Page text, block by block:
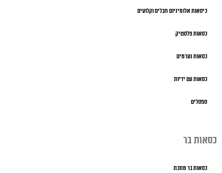
כיסאות אלומיניום חבלים וקלועים
כסאות פלסטיק
כסאות נערמים
כסאות עם ידיות
ספסלים
כסאות בר
כסאות בר מתכת